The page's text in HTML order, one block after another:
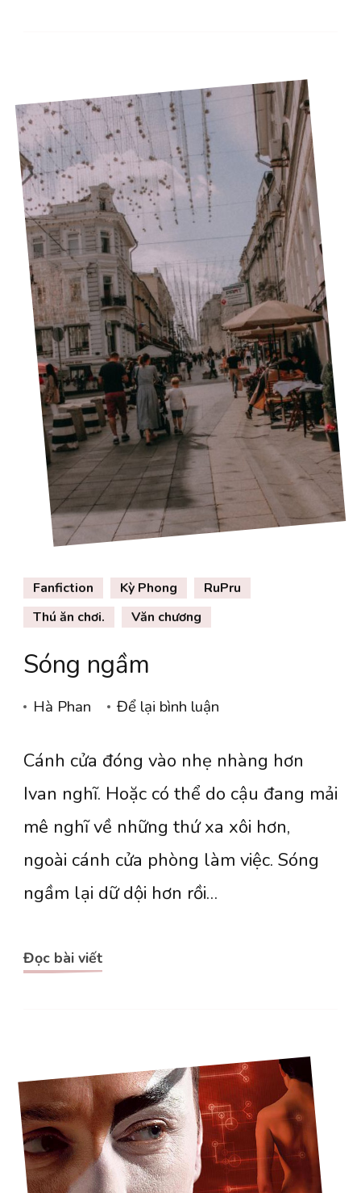
Fanfiction Kỳ Phong
RuPru
Thú ăn chơi.
Văn chương
Sóng ngầm
Hà Phan Để lại bình luận
ngầm
Cánh cửa đóng vào nhẹ nhàng hơn
Ivan nghĩ. Hoặc có thể do cậu đang mải
mê nghĩ về những thứ xa xôi hơn,
ngoài cánh cửa phòng làm việc. Sóng
ngầm lại dữ dội hơn rồi…
Đọc bài viết